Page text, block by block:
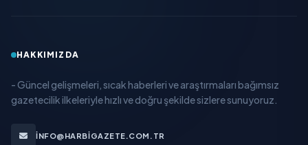
HAKKIMIZDA
- Güncel gelişmeleri, sıcak haberleri ve araştırmaları bağımsız
gazetecilik ilkeleriyle hızlı ve doğru şekilde sizlere sunuyoruz.
INFO@HARBIGAZETE.COM.TR